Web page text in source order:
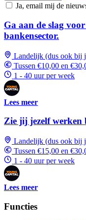
Ja, email mij de
Ga aan de slag
bankensector.
Landelijk (dus ook bij
Tussen €10,00 en
1 - 40 uur per week
Lees meer
Zie jij jezelf
Landelijk (dus ook bij
Tussen €15,00 en
1 - 40 uur per week
Lees meer
Functies